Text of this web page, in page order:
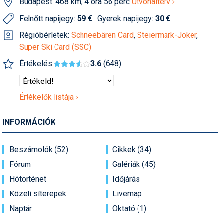
Ingatlan
Interjúk
Játékok
Korcsolya
Könyvajánló
Magazinok
Olvasnivaló
Felnőtt napijegy: 59 € Gyerek napijegy: 30 €
Régióbérletek: Schneebären Card, Steiermark-Joker,
Super Ski Card (SSC)
Értékelés:
3.6 (648)
Értékelők listája ›
INFORMÁCIÓK
Beszámolók (52)
Cikkek (34)
Fórum
Galériák (45)
Hótörténet
Időjárás
Közeli síterepek
Livemap
Naptár
Oktató (1)